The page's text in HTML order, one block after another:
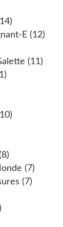
E (12)
(11)
(7)
(7)